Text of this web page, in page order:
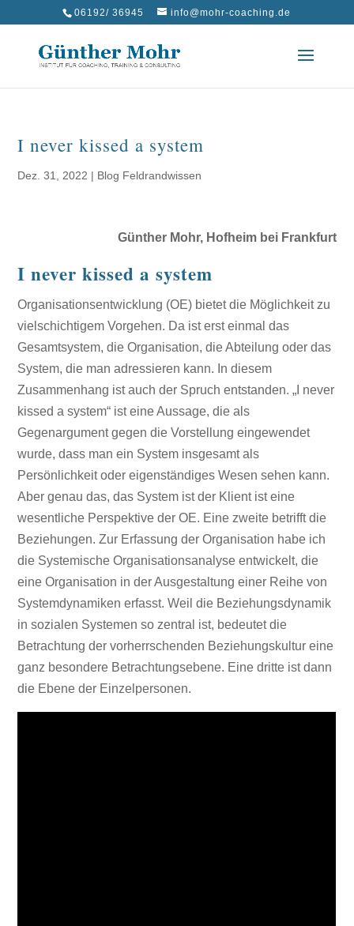
06192/ 36945 info@mohr-coaching.de
I never kissed a system
Dez. 31, 2022 | Blog Feldrandwissen
Günther Mohr, Hofheim bei Frankfurt
I never kissed a system
Organisationsentwicklung (OE) bietet die Möglichkeit zu
vielschichtigem Vorgehen. Da ist erst einmal das
Gesamtsystem, die Organisation, die Abteilung oder das
System, die man adressieren kann. In diesem
Zusammenhang ist auch der Spruch entstanden. „I never
kissed a system“ ist eine Aussage, die als
Gegenargument gegen die Vorstellung eingewendet
wurde, dass man ein System insgesamt als
Persönlichkeit oder eigenständiges Wesen sehen kann.
Aber genau das, das System ist der Klient ist eine
wesentliche Perspektive der OE. Eine zweite betrifft die
Beziehungen. Zur Erfassung der Organisation habe ich
die Systemische Organisationsanalyse entwickelt, die
eine Organisation in der Ausgestaltung einer Reihe von
Systemdynamiken erfasst. Weil die Beziehungsdynamik
in sozialen Systemen so zentral ist, bedeutet die
Betrachtung der vorherrschenden Beziehungskultur eine
ganz besondere Betrachtungsebene. Eine dritte ist dann
die Ebene der Einzelpersonen.